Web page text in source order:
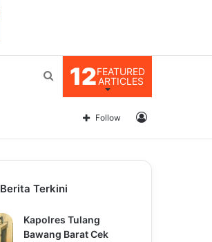
12FEATURED
ARTICLES
Search
Log
Follow
Berita Terkini
Kapolres Tulang
Bawang Barat Cek